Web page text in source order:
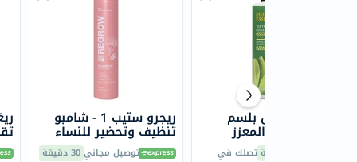
ريجرو ستيب 1 - شامبو
تنظيف وتحضير للنساء
300 مل توصيل مجاني30 دقيقة
ديزرت إيسنس بلسم
شجرة الشاي المعزز
تصلك في